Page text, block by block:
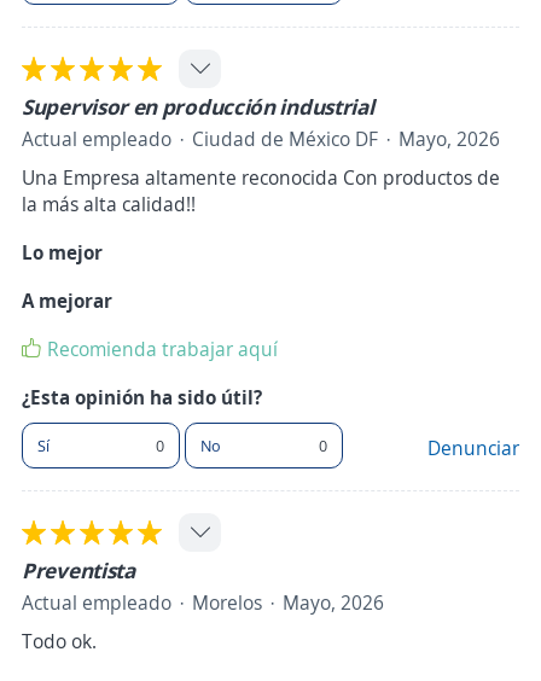
Supervisor en producción industrial
Actual empleado Ciudad de México DF
Mayo, 2026
Una Empresa altamente reconocida Con productos de
la más alta calidad!!
Lo mejor
A mejorar
Recomienda trabajar aquí
¿Esta opinión ha sido útil?
Sí 0 No 0 Denunciar
Preventista
Actual empleado Morelos
Mayo, 2026
Todo ok.